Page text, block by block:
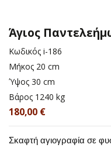
Άγιος
Κωδικός i-186
Μήκος 20 cm
Ύψος 30 cm
Βάρος 1240 kg
180,00 €
Σκαφτή αγιογραφία σε